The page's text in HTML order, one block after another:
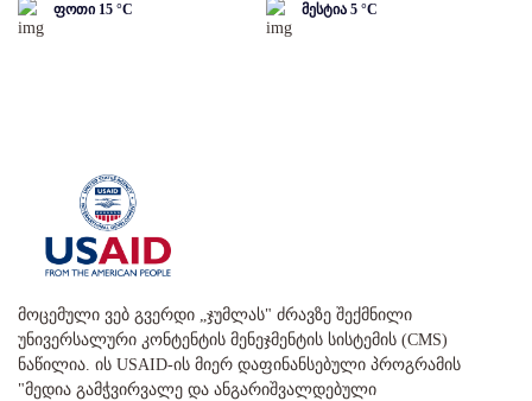
ფოთი 15 °C მესტია 5 °C
მოცემული ვებ გვერდი „ჯუმლას" ძრავზე შექმნილი
უნივერსალური კონტენტის მენეჯმენტის სისტემის (CMS)
ნაწილია. ის USAID-ის მიერ დაფინანსებული პროგრამის
"მედია გამჭვირვალე და ანგარიშვალდებული